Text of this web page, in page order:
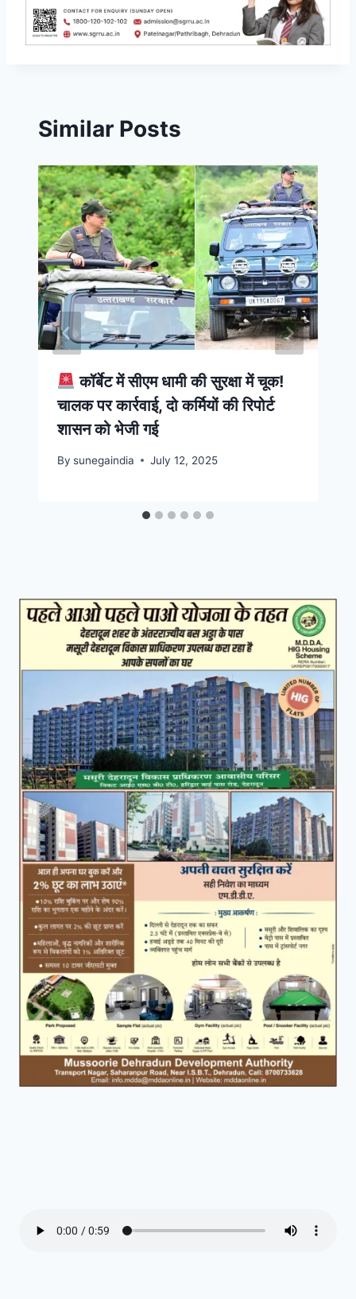
Similar Posts
कॉर्बेट में सीएम धामी की सुरक्षा में चूक!
चालक पर कार्रवाई, दो कर्मियों की रिपोर्ट
शासन को भेजी गई
By sunegaindia July 12, 2025